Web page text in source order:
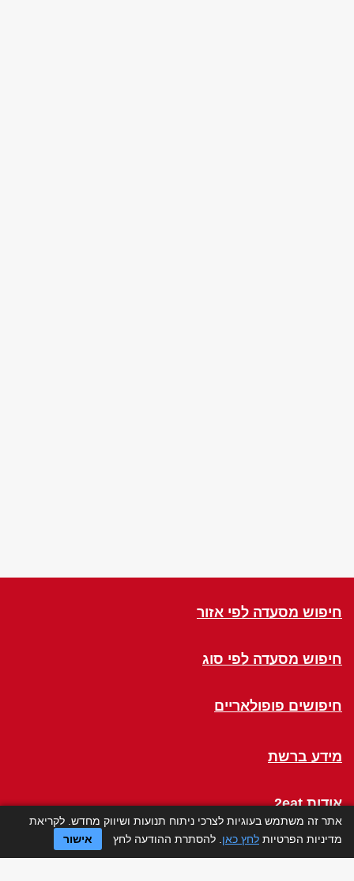
חיפוש מסעדה לפי אזור
חיפוש מסעדה לפי סוג
חיפושים פופולאריים
מידע ברשת
אודות 2eat
Click a Table
אתר זה משתמש בעוגיות לצרכי ניתוח תנועות ושיווק מחדש. לקריאת
מדיניות הפרטיות לחץ כאן . להסתרת ההודעה לחץ אישור